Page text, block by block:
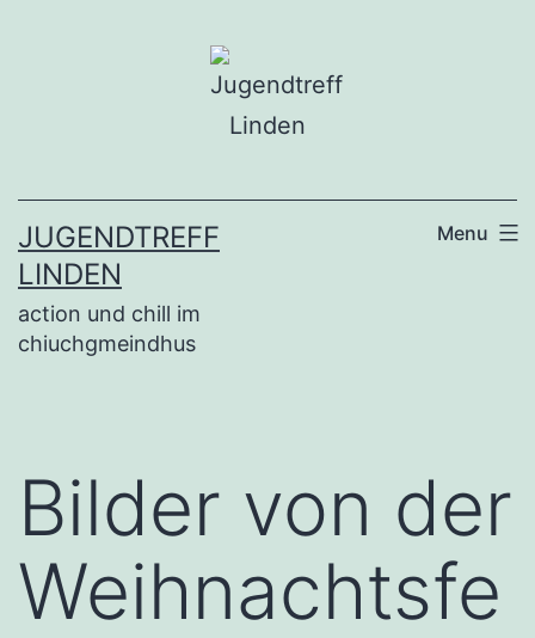
JUGENDTREFF
LINDEN
action und chill im
chiuchgmeindhus
Menu
Bilder von der
Weihnachtsfe